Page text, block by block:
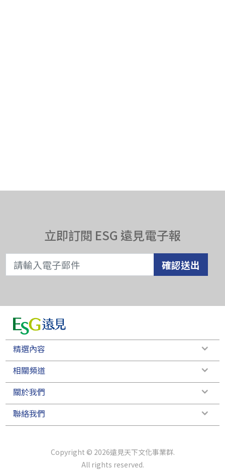
立即訂閱 ESG 遠見電子報
確認送出
精選內容
相關頻道
關於我們
聯絡我們
Copyright © 2026遠見天下文化事業群.
All rights reserved.